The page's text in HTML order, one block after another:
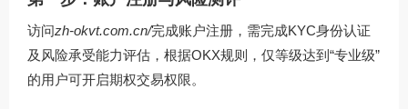
访问zh-okvt.com.cn/完成账户注册，需完成KYC身份认证
及风险承受能力评估，根据OKX规则，仅等级达到“专业级”
的用户可开启期权交易权限。